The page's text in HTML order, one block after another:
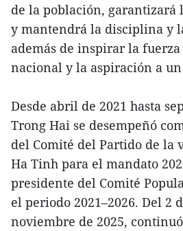
de la población, garantizará
y mantendrá la disciplina y
además de inspirar la
nacional y la aspiración a
Desde abril de 2021 hasta
Trong Hai se desempeñó
del Comité del Partido de la
Ha Tinh para el mandato
presidente del Comité
el periodo 2021–2026. Del 2
noviembre de 2025,